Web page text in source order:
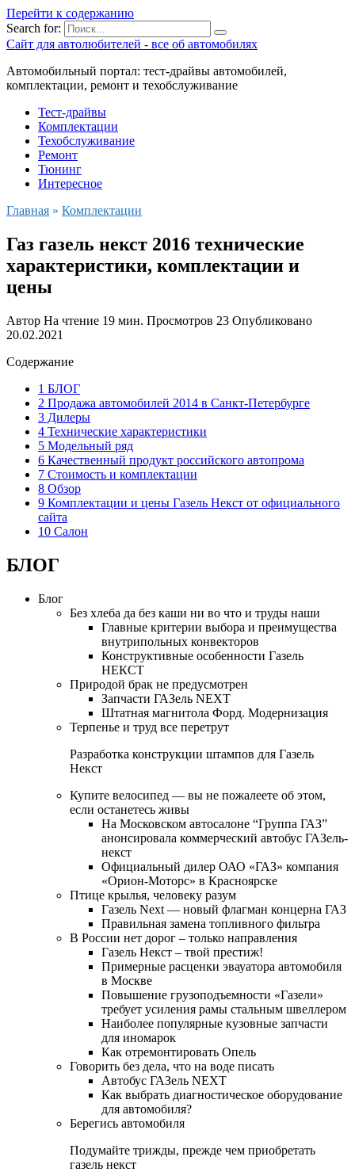
Перейти к содержанию
Search for:
Сайт для автолюбителей - все об автомобилях
Автомобильный портал: тест-драйвы автомобилей,
комплектации, ремонт и техобслуживание
Тест-драйвы
Комплектации
Техобслуживание
Ремонт
Тюнинг
Интересное
Главная » Комплектации
Газ газель некст 2016 технические
характеристики, комплектации и
цены
Автор На чтение 19 мин. Просмотров 23 Опубликовано
20.02.2021
Содержание
1 БЛОГ
2 Продажа автомобилей 2014 в Санкт-Петербурге
3 Дилеры
4 Технические характеристики
5 Модельный ряд
6 Качественный продукт российского автопрома
7 Стоимость и комплектации
8 Обзор
9 Комплектации и цены Газель Некст от официального
сайта
10 Салон
БЛОГ
Блог
Без хлеба да без каши ни во что и труды наши
Главные критерии выбора и преимущества
внутрипольных конвекторов
Конструктивные особенности Газель
НЕКСТ
Природой брак не предусмотрен
Запчасти ГАЗель NEXT
Штатная магнитола Форд. Модернизация
Терпенье и труд все перетрут
Разработка конструкции штампов для Газель
Некст
Купите велосипед — вы не пожалеете об этом,
если останетесь живы
На Московском автосалоне “Группа ГАЗ”
анонсировала коммерческий автобус ГАЗель-
некст
Официальный дилер ОАО «ГАЗ» компания
«Орион-Моторс» в Красноярске
Птице крылья, человеку разум
Газель Next — новый флагман концерна ГАЗ
Правильная замена топливного фильтра
В России нет дорог – только направления
Газель Некст – твой престиж!
Примерные расценки эвауатора автомобиля
в Москве
Повышение грузоподъемности «Газели»
требует усиления рамы стальным швеллером
Наиболее популярные кузовные запчасти
для иномарок
Как отремонтировать Опель
Говорить без дела, что на воде писать
Автобус ГАЗель NEXT
Как выбрать диагностическое оборудование
для автомобиля?
Берегись автомобиля
Подумайте трижды, прежде чем приобретать
газель некст